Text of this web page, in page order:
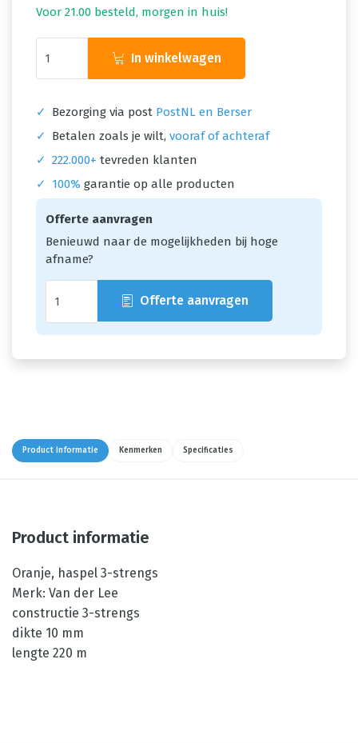
Voor 21.00 besteld, morgen in huis!
In winkelwagen
✓ Bezorging via post PostNL en Berser
✓
Betalen zoals je wilt, vooraf of achteraf
✓ 222.000+ tevreden klanten
✓
100% garantie op alle producten
Offerte aanvragen
Benieuwd naar de mogelijkheden bij hoge
afname?
Offerte aanvragen
Product informatie Kenmerken Specificaties
Product informatie
Oranje, haspel 3-strengs
Merk: Van der Lee
constructie 3-strengs
dikte 10 mm
lengte 220 m